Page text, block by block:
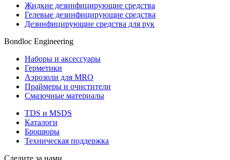
Жидкие дезинфицирующие средства
Гелевые дезинфицирующие средства
Дезинфицирующие средства для рук
Bondloc Engineering
Наборы и аксессуары
Герметики
Аэрозоли для MRO
Праймеры и очистители
Смазочные материалы
TDS и MSDS
Каталоги
Брошюры
Техническая поддержка
Следите за нами